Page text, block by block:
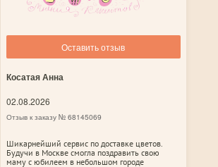
Оставить отзыв
Косатая Анна
02.08.2026
Отзыв к заказу № 68145069
Шикарнейший сервис по доставке цветов.
Будучи в Москве смогла поздравить свою
маму с юбилеем в небольшом городе